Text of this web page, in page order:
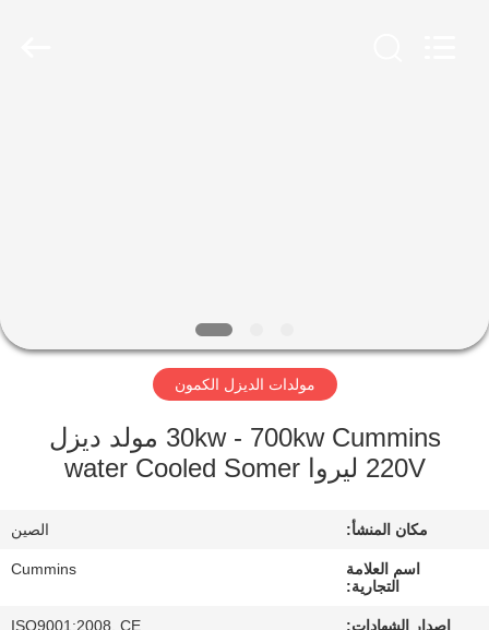
جولة
المعمل
الجودة
اتصل
مولدات الديزل الكمون
30kw - 700kw Cummins مولد ديزل
220V ليروا water Cooled Somer
مكان المنشأ: الصين
اسم العلامة
التجارية:
Cummins
إصدار الشهادات: ISO9001:2008, CE